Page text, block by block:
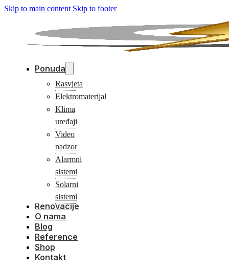
Skip to main content Skip to footer
Ponuda
Rasvjeta
Elektromaterijal
Klima
uređaji
Video
nadzor
Alarmni
sistemi
Solarni
sistemi
Renovacije
O nama
Blog
Reference
Shop
Kontakt